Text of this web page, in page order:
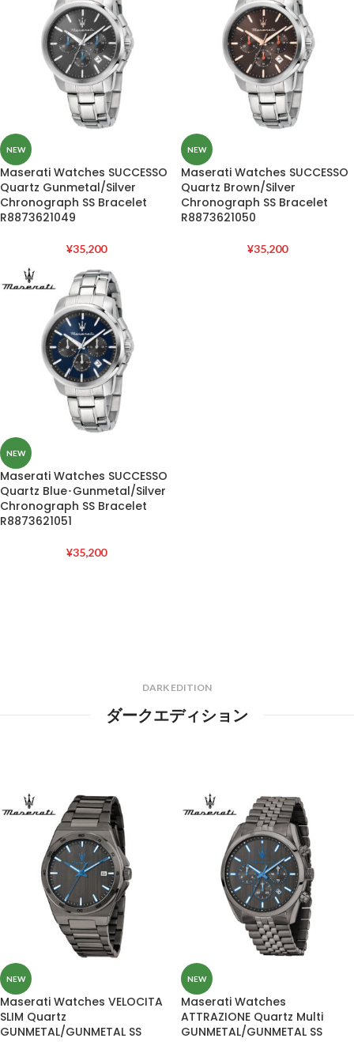
NEW
Maserati Watches SUCCESSO
Quartz Gunmetal/Silver
Chronograph SS Bracelet
R8873621049
¥35,200
NEW
Maserati Watches SUCCESSO
Quartz Brown/Silver
Chronograph SS Bracelet
R8873621050
¥35,200
NEW
Maserati Watches SUCCESSO
Quartz Blue･Gunmetal/Silver
Chronograph SS Bracelet
R8873621051
¥35,200
DARK EDITION
ダークエディション
NEW
Maserati Watches VELOCITA
SLIM Quartz
GUNMETAL/GUNMETAL SS
NEW
Maserati Watches
ATTRAZIONE Quartz Multi
GUNMETAL/GUNMETAL SS